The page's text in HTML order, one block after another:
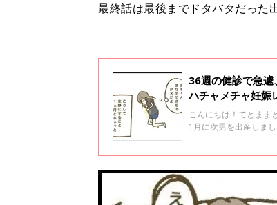
最終話は最後までドタバタだった
36週の健診で急
ハチャメチャ妊娠
こんにちは！てとまま
1月に次男を出産しま
病院へ運ばれたお話で